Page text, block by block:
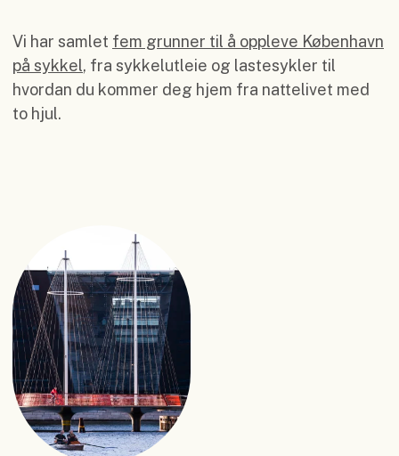
Vi har samlet fem grunner til å oppleve København
på sykkel, fra sykkelutleie og lastesykler til
hvordan du kommer deg hjem fra nattelivet med
to hjul.